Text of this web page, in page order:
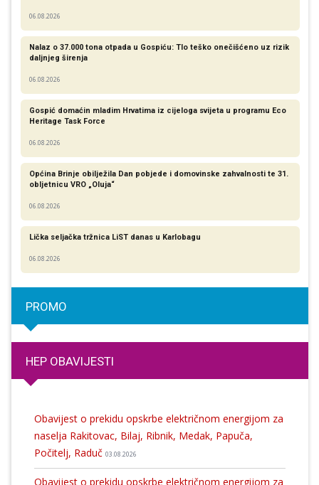
06.08.2026
Nalaz o 37.000 tona otpada u Gospiću: Tlo teško onečišćeno uz rizik
daljnjeg širenja
06.08.2026
Gospić domaćin mladim Hrvatima iz cijeloga svijeta u programu Eco
Heritage Task Force
06.08.2026
Općina Brinje obilježila Dan pobjede i domovinske zahvalnosti te 31.
obljetnicu VRO „Oluja“
06.08.2026
Lička seljačka tržnica LiST danas u Karlobagu
06.08.2026
PROMO
HEP OBAVIJESTI
Obavijest o prekidu opskrbe električnom energijom za
naselja Rakitovac, Bilaj, Ribnik, Medak, Papuča,
Počitelj, Raduč 03.08.2026
Obavijest o prekidu opskrbe električnom energijom za